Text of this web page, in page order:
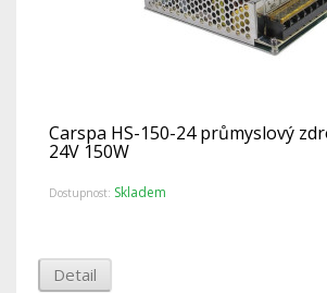
Carspa HS-150-24 průmyslový
24V 150W
Dostupnost: Skladem
Detail